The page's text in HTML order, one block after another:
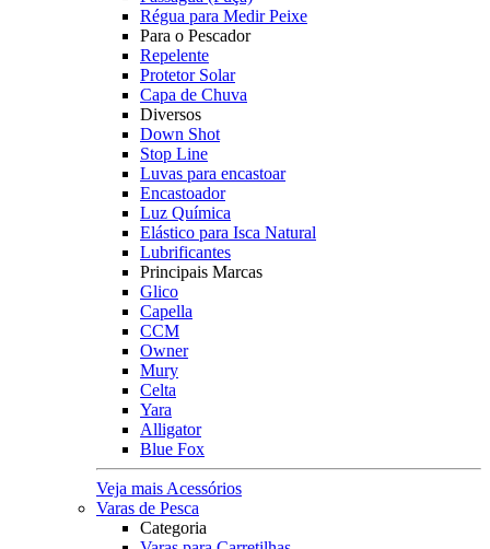
Régua para Medir Peixe
Para o Pescador
Repelente
Protetor Solar
Capa de Chuva
Diversos
Down Shot
Stop Line
Luvas para encastoar
Encastoador
Luz Química
Elástico para Isca Natural
Lubrificantes
Principais Marcas
Glico
Capella
CCM
Owner
Mury
Celta
Yara
Alligator
Blue Fox
Veja mais Acessórios
Varas de Pesca
Categoria